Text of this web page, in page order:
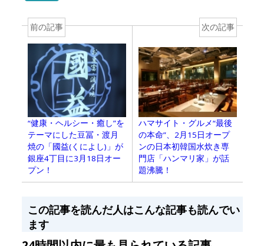
前の記事
“健康・ヘルシー・癒し”を
テーマにした豆冨・渡月
焼の「國益(くによし)」が
銀座4丁目に3月18日オー
プン！
次の記事
ハマサイト・グルメ“最後
の本命”、2月15日オープ
ンの日本初韓国水炊き専
門店「ハンマリ家」が話
題沸騰！
この記事を読んだ人はこんな記事も読んでい
ます